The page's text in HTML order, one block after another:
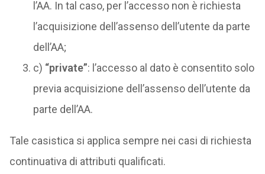
l’AA. In tal caso, per l’accesso non è richiesta
l’acquisizione dell’assenso dell’utente da parte
dell’AA;
c) “private”: l’accesso al dato è consentito solo
previa acquisizione dell’assenso dell’utente da
parte dell’AA.
Tale casistica si applica sempre nei casi di richiesta
continuativa di attributi qualificati.